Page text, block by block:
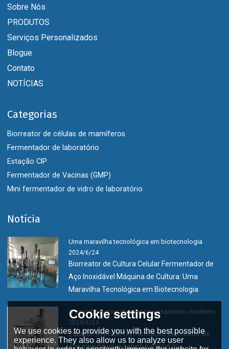
Sobre Nós
PRODUTOS
Serviços Personalizados
Blogue
Contato
NOTÍCIAS
Categorias
Biorreator de células de mamíferos
Fermentador de laboratório
Estação CIP
Fermentador de Vacinas (GMP)
Mini fermentador de vidro de laboratório
Notícia
Uma maravilha tecnológica em biotecnologia
2024/6/24
Biorreator de Cultura Celular Fermentador de
Aço Inoxidável Máquina de Cultura: Uma
Maravilha Tecnológica em Biotecnologia
A espinha dorsal do bioprocessamento moderno
2024/6/24
Equipamento de fermentação Biorreator de
aço inoxidável: a espinha dorsal do
Cookie settings
We use cookies to provide you with the best possible
experience. They also allow us to analyze user